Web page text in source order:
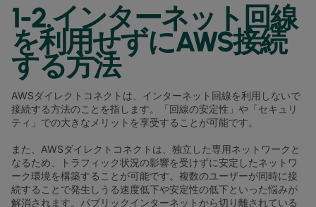
1-2.インターネット回線
を利用せずにAWS接続
する方法
AWSダイレクトコネクトは、インターネット回線を利用しないで
接続する方法のことを指します。「回線の安定性」や「セキュリ
ティ」での大きなメリットを享受することが可能です。
また、AWSダイレクトコネクトは、独立した専用ネットワークと
なるため、トラフィック状況の影響を受けずに安定したネットワ
ーク環境を構築することが可能です。複数のユーザーが同時に接
続することで発生しうる速度低下や安定性の低下といった悩みが
解消されます。パブリックインターネットから切り離されている